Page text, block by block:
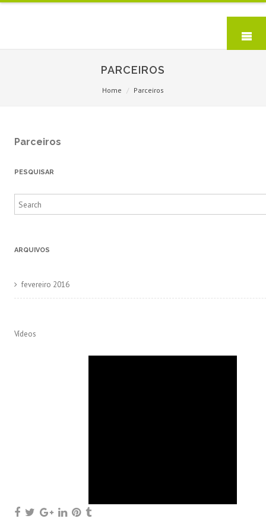
PARCEIROS
Home Parceiros
Parceiros
PESQUISAR
Search
for:
ARQUIVOS
fevereiro 2016
Vídeos